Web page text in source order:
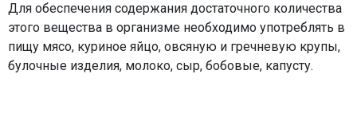
Для обеспечения содержания достаточного количества
этого вещества в организме необходимо употреблять в
пищу мясо, куриное яйцо, овсяную и гречневую крупы,
булочные изделия, молоко, сыр, бобовые, капусту.